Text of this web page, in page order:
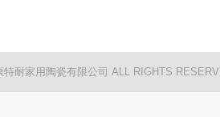
耐家用陶瓷有限公司 ALL RIGHTS